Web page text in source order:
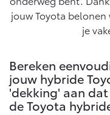
Corolla Hatchback
HYBRIDE
Vanaf € 33.495,-
Schade & Garantie
Toyota Pechhulp
Schade & Glasherstel
10 jaar Toyota
Toyota Betaalplan
Oplaadservice
Thuislaadpakketten
Laadpas
Wagenparkbeheer
Financial Lease
Operational Lease
Plan een proefrit
Vraag een
Bekijk de
jouw Toyota belonen
je
Bereken
jouw hybride
'dekking' aan
de Toyota